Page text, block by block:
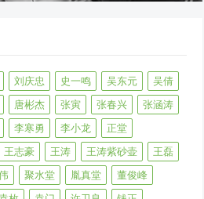
刘庆忠 史一鸣 吴东元
吴倩
唐彬杰 张寅 张春兴
张涵涛
李寒勇 李小龙
正堂
王志豪 王涛 王涛紫砂壶
王磊
聚水堂 胤真堂
董俊峰